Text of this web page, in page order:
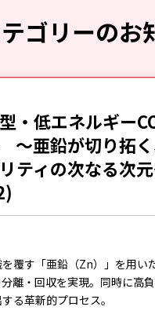
ゴリーのお
・低エネルギー
～亜鉛が切り拓
ティの次なる次
覆す「亜鉛（Zn）」を用い
離・回収を実現。同時に高
る革新的プロセス。